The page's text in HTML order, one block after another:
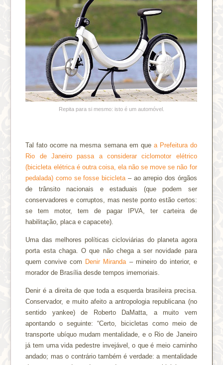
Repita para si mesmo: isto é um automóvel.
Tal fato ocorre na mesma semana em que a Prefeitura do
Rio de Janeiro passa a considerar ciclomotor elétrico
(bicicleta elétrica é outra coisa, ela não se move se não for
pedalada) como se fosse bicicleta – ao arrepio dos órgãos
de trânsito nacionais e estaduais (que podem ser
conservadores e corruptos, mas neste ponto estão certos:
se tem motor, tem de pagar IPVA, ter carteira de
habilitação, placa e capacete).
Uma das melhores políticas cicloviárias do planeta agora
porta esta chaga. O que não chega a ser novidade para
quem convive com Denir Miranda – mineiro do interior, e
morador de Brasília desde tempos imemoriais.
Denir é a direita de que toda a esquerda brasileira precisa.
Conservador, e muito afeito a antropologia republicana (no
sentido yankee) de Roberto DaMatta, a muito vem
apontando o seguinte: “Certo, bicicletas como meio de
transporte ubíquo mudam mentalidade, e o Rio de Janeiro
já tem uma vida pedestre invejável, o que é meio caminho
andado; mas o contrário também é verdade: a mentalidade